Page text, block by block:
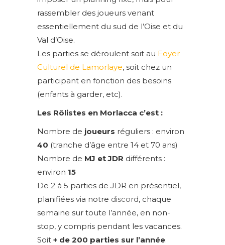
rassembler des joueurs venant
essentiellement du sud de l’Oise et du
Val d’Oise.
Les parties se déroulent soit au Foyer
Culturel de Lamorlaye, soit chez un
participant en fonction des besoins
(enfants à garder, etc).
Les Rôlistes en Morlacca c’est :
Nombre de joueurs réguliers : environ
40 (tranche d’âge entre 14 et 70 ans)
Nombre de MJ et JDR différents :
environ 15
De 2 à 5 parties de JDR en présentiel,
planifiées via notre discord, chaque
semaine sur toute l’année, en non-
stop, y compris pendant les vacances.
Soit + de 200 parties sur l’année.